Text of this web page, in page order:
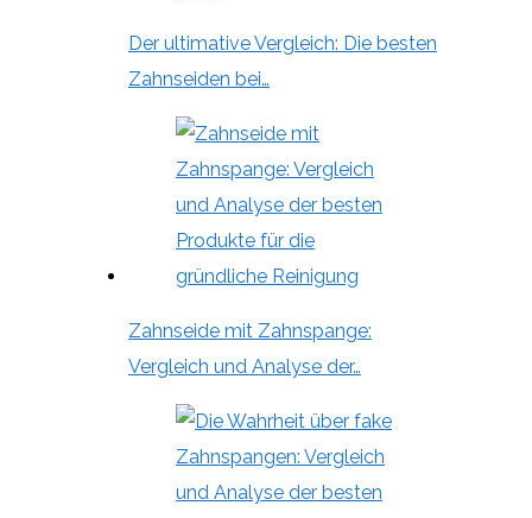
Der ultimative Vergleich: Die besten
Zahnseiden bei…
Zahnseide mit Zahnspange:
Vergleich und Analyse der…